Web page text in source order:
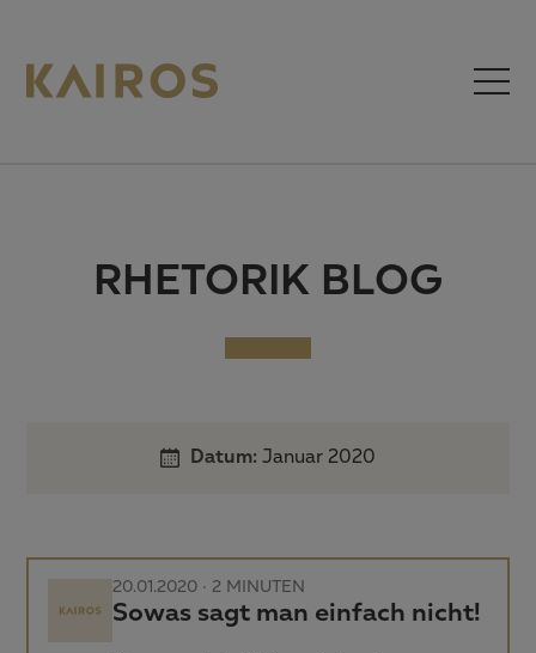
RHETORIK BLOG
Datum: Januar 2020
20.01.2020 · 2 MINUTEN
Sowas sagt man einfach nicht!